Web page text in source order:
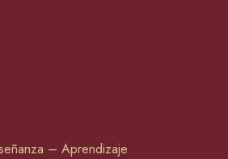
– Aprendizaje